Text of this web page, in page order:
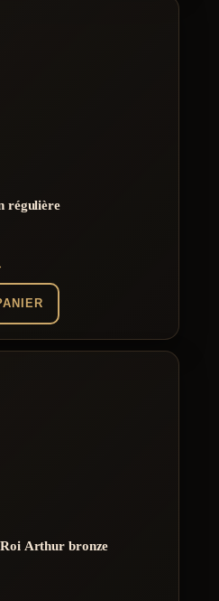
régulière
Arthur bronze